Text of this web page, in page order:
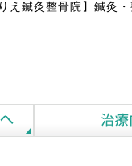
え鍼灸整骨院】鍼灸